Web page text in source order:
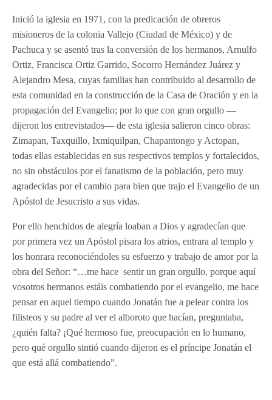
Inició la iglesia en 1971, con la predicación de obreros
misioneros de la colonia Vallejo (Ciudad de México) y de
Pachuca y se asentó tras la conversión de los hermanos, Arnulfo
Ortiz, Francisca Ortiz Garrido, Socorro Hernández Juárez y
Alejandro Mesa, cuyas familias han contribuido al desarrollo de
esta comunidad en la construcción de la Casa de Oración y en la
propagación del Evangelio; por lo que con gran orgullo —
dijeron los entrevistados— de esta iglesia salieron cinco obras:
Zimapan, Taxquillo, Ixmiquilpan, Chapantongo y Actopan,
todas ellas establecidas en sus respectivos templos y fortalecidos,
no sin obstáculos por el fanatismo de la población, pero muy
agradecidas por el cambio para bien que trajo el Evangelio de un
Apóstol de Jesucristo a sus vidas.
Por ello henchidos de alegría loaban a Dios y agradecían que
por primera vez un Apóstol pisara los atrios, entrara al templo y
los honrara reconociéndoles su esfuerzo y trabajo de amor por la
obra del Señor: “…me hace sentir un gran orgullo, porque aquí
vosotros hermanos estáis combatiendo por el evangelio, me hace
pensar en aquel tiempo cuando Jonatán fue a pelear contra los
filisteos y su padre al ver el alboroto que hacían, preguntaba,
¿quién falta? ¡Qué hermoso fue, preocupación en lo humano,
pero qué orgullo sintió cuando dijeron es el príncipe Jonatán el
que está allá combatiendo”.